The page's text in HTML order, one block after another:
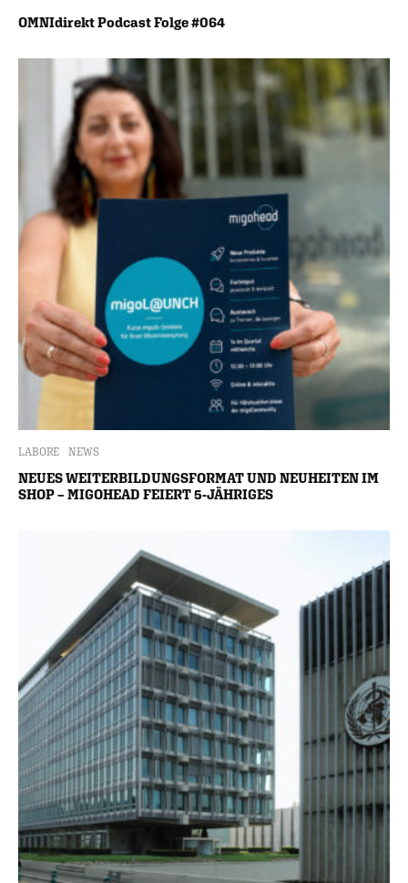
OMNIdirekt Podcast Folge #064
LABORE NEWS
NEUES WEITERBILDUNGSFORMAT UND NEUHEITEN IM
SHOP – MIGOHEAD FEIERT 5-JÄHRIGES